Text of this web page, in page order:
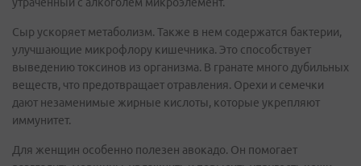
Сыр ускоряет метаболизм. Также в нем содержатся бактерии,
улучшающие микрофлору кишечника. Это способствует
выведению токсинов из организма. В гранате много дубильных
веществ, что предотвращает отравления. Орехи и семечки
дают незаменимые жирные кислоты, которые укрепляют
иммунитет.
Для женщин особенно полезен авокадо. Он помогает